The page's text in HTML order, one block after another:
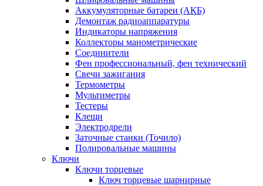
Аккумуляторные батареи (АКБ)
Демонтаж радиоаппаратуры
Индикаторы напряжения
Коллекторы манометрические
Соединители
Фен профессиональный, фен технический
Свечи зажигания
Термометры
Мультиметры
Тестеры
Клещи
Электродрели
Заточные станки (Точило)
Полировальные машины
Ключи
Ключи торцевые
Ключ торцевые шарнирные